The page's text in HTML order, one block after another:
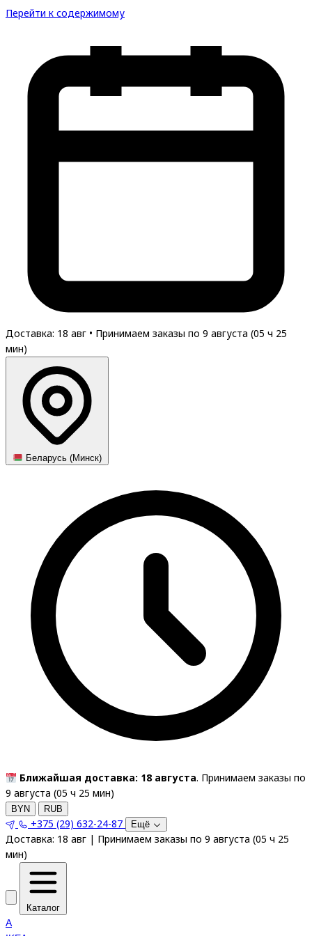
Перейти к содержимому
Доставка: 18 авг • Принимаем заказы по 9 августа (05 ч 25
мин)
Беларусь (Минск)
Ближайшая доставка: 18 августа. Принимаем заказы по
9 августа (05 ч 25 мин)
BYN RUB
+375 (29) 632-24-87 Ещё
Доставка: 18 авг | Принимаем заказы по 9 августа (05 ч 25
мин)
Каталог
A